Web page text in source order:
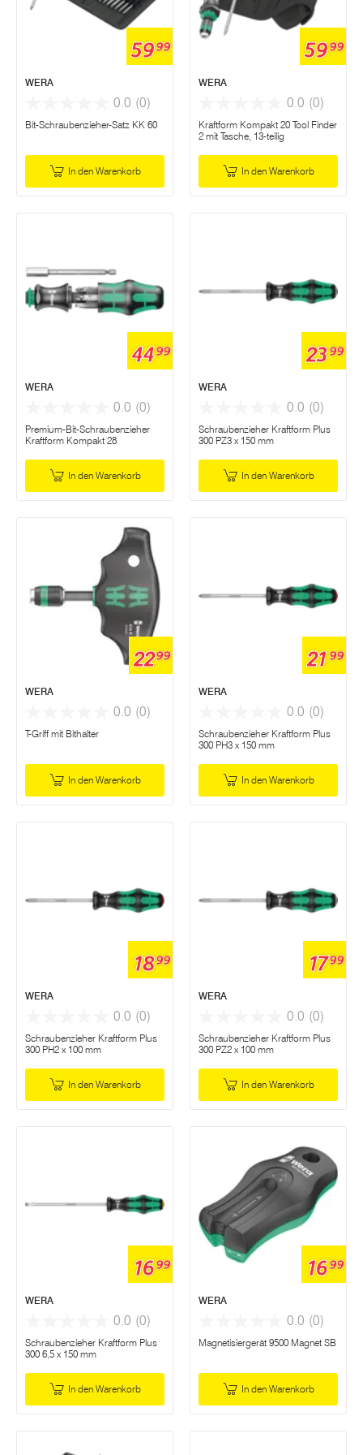
5999
WERA
0.0 (0)
Bit-Schraubenzieher-Satz KK 60
In den Warenkorb
5999
WERA
0.0 (0)
Kraftform Kompakt 20 Tool Finder
2 mit Tasche, 13-teilig
In den Warenkorb
4499
WERA
0.0 (0)
Premium-Bit-Schraubenzieher
Kraftform Kompakt 28
In den Warenkorb
2399
WERA
0.0 (0)
Schraubenzieher Kraftform Plus
300 PZ3 x 150 mm
In den Warenkorb
2299
WERA
0.0 (0)
T-Griff mit Bithalter
In den Warenkorb
2199
WERA
0.0 (0)
Schraubenzieher Kraftform Plus
300 PH3 x 150 mm
In den Warenkorb
1899
WERA
0.0 (0)
Schraubenzieher Kraftform Plus
300 PH2 x 100 mm
In den Warenkorb
1799
WERA
0.0 (0)
Schraubenzieher Kraftform Plus
300 PZ2 x 100 mm
In den Warenkorb
1699
WERA
0.0 (0)
Schraubenzieher Kraftform Plus
300 6,5 x 150 mm
In den Warenkorb
1699
WERA
0.0 (0)
Magnetisiergerät 9500 Magnet SB
In den Warenkorb